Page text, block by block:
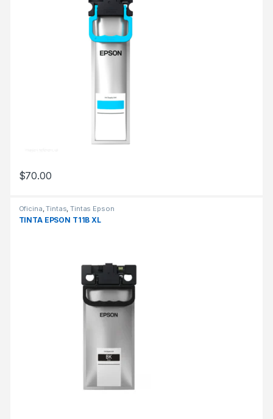
$70.00
Oficina,Tintas,Tintas Epson
TINTA EPSON T11B XL